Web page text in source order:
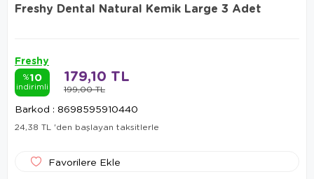
Freshy Dental Natural Kemik Large 3 Adet
Freshy
%10
indirimli 199,00 TL
179,10 TL
Barkod : 8698595910440
24,38 TL 'den başlayan taksitlerle
Favorilere Ekle